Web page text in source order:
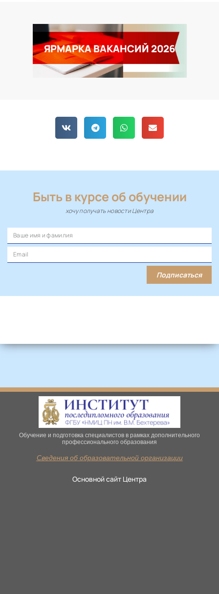
ЯРМАРКА ВАКАНСИЙ 2026
Быть в курсе об обучении
хочу получать новости Центра
Подписаться
Обучение и подготовка специалистов в рамках дополнительного
профессионального образования
Сведения об образовательной организации
Основной сайт Центра